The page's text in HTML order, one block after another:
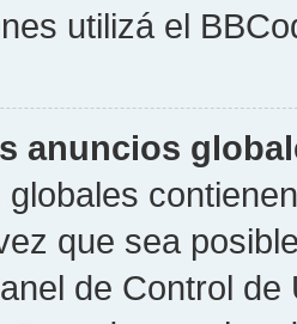
utilizá el
anuncios
globales
que sea
de Control